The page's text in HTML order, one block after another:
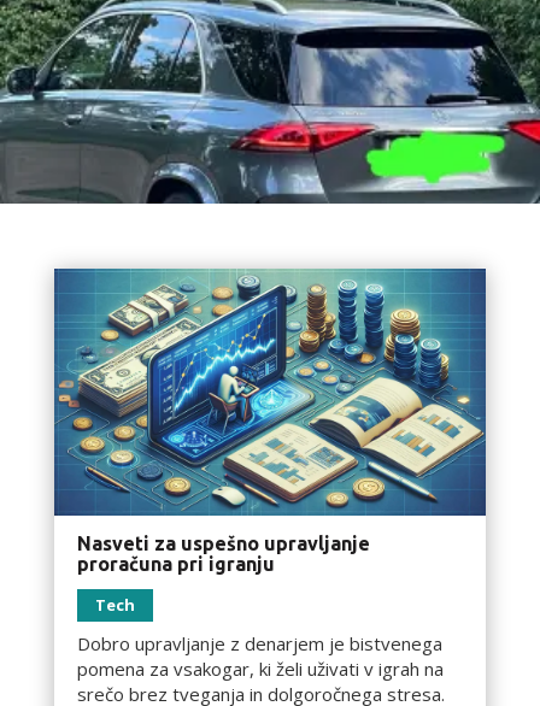
Nasveti za uspešno upravljanje
proračuna pri igranju
Tech
Dobro upravljanje z denarjem je bistvenega
pomena za vsakogar, ki želi uživati v igrah na
srečo brez tveganja in dolgoročnega stresa.